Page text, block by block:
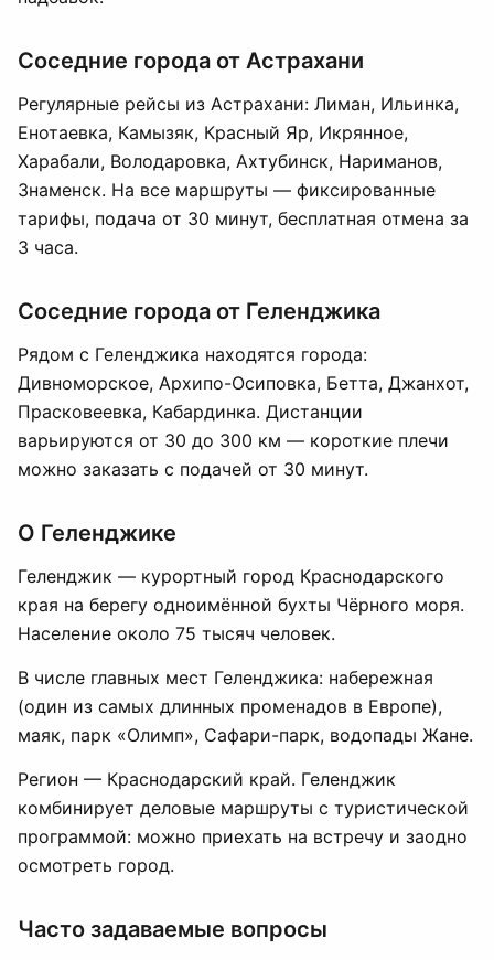
Соседние города от Астрахани
Регулярные рейсы из Астрахани: Лиман, Ильинка,
Енотаевка, Камызяк, Красный Яр, Икрянное,
Харабали, Володаровка, Ахтубинск, Нариманов,
Знаменск. На все маршруты — фиксированные
тарифы, подача от 30 минут, бесплатная отмена за
3 часа.
Соседние города от Геленджика
Рядом с Геленджика находятся города:
Дивноморское, Архипо-Осиповка, Бетта, Джанхот,
Прасковеевка, Кабардинка. Дистанции
варьируются от 30 до 300 км — короткие плечи
можно заказать с подачей от 30 минут.
О Геленджике
Геленджик — курортный город Краснодарского
края на берегу одноимённой бухты Чёрного моря.
Население около 75 тысяч человек.
В числе главных мест Геленджика: набережная
(один из самых длинных променадов в Европе),
маяк, парк «Олимп», Сафари-парк, водопады Жане.
Регион — Краснодарский край. Геленджик
комбинирует деловые маршруты с туристической
программой: можно приехать на встречу и заодно
осмотреть город.
Часто задаваемые вопросы